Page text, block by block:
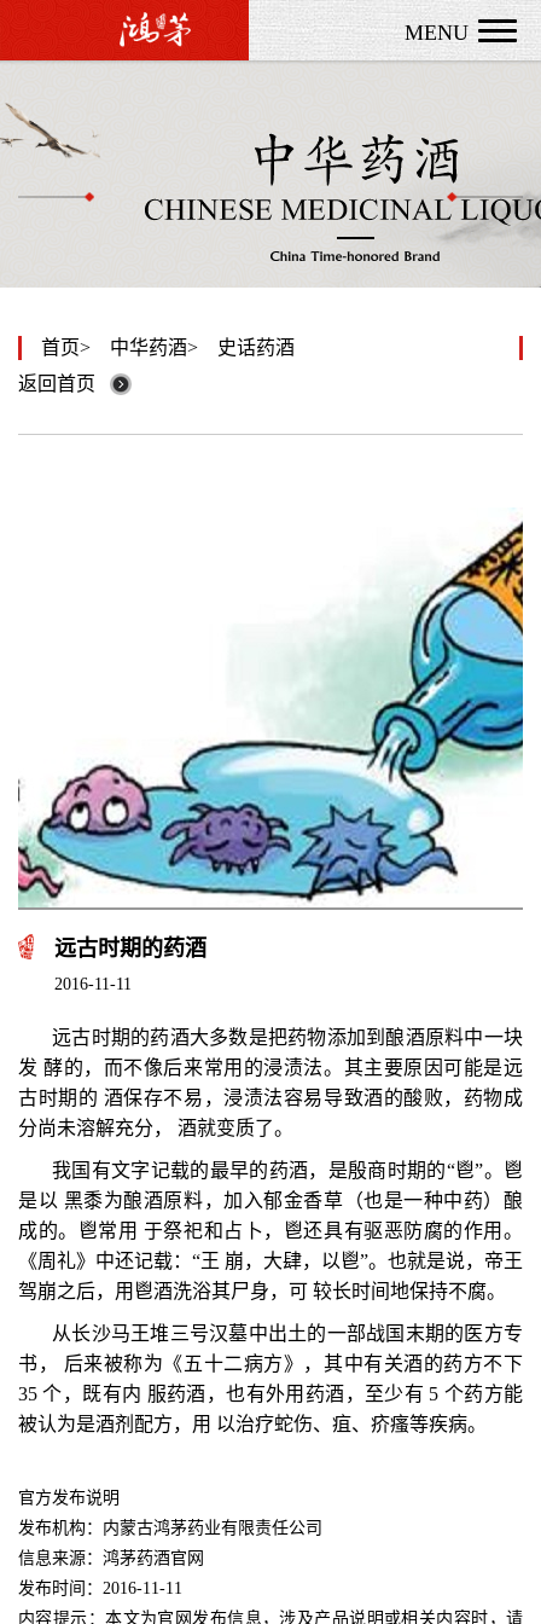
MENU
首页 中华药酒
史话药酒
返回首页
远古时期的药酒
2016-11-11
远古时期的药酒大多数是把药物添加到酿酒原料中一块
发 酵的，而不像后来常用的浸渍法。其主要原因可能是远
古时期的 酒保存不易，浸渍法容易导致酒的酸败，药物成
分尚未溶解充分， 酒就变质了。
我国有文字记载的最早的药酒，是殷商时期的“鬯”。鬯
是以 黑黍为酿酒原料，加入郁金香草（也是一种中药）酿
成的。鬯常用 于祭祀和占卜，鬯还具有驱恶防腐的作用。
《周礼》中还记载：“王 崩，大肆，以鬯”。也就是说，帝王
驾崩之后，用鬯酒洗浴其尸身，可 较长时间地保持不腐。
从长沙马王堆三号汉墓中出土的一部战国末期的医方专
书， 后来被称为《五十二病方》，其中有关酒的药方不下
35 个，既有内 服药酒，也有外用药酒，至少有 5 个药方能
被认为是酒剂配方，用 以治疗蛇伤、疽、疥瘙等疾病。
官方发布说明
发布机构：内蒙古鸿茅药业有限责任公司
信息来源：鸿茅药酒官网
发布时间：2016-11-11
内容提示：本文为官网发布信息，涉及产品说明或相关内容时，请